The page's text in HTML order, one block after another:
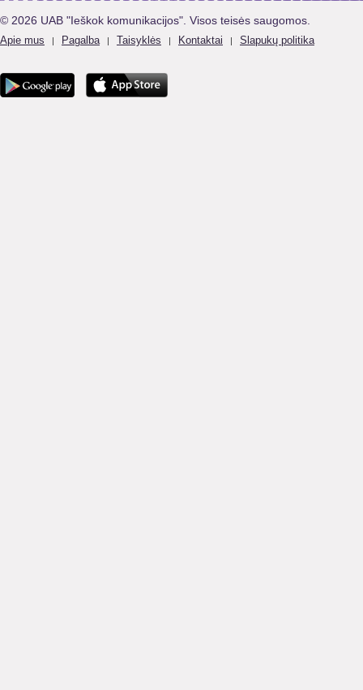
© 2026 UAB "Ieškok komunikacijos". Visos teisės saugomos.
Apie mus | Pagalba | Taisyklės | Kontaktai | Slapukų politika